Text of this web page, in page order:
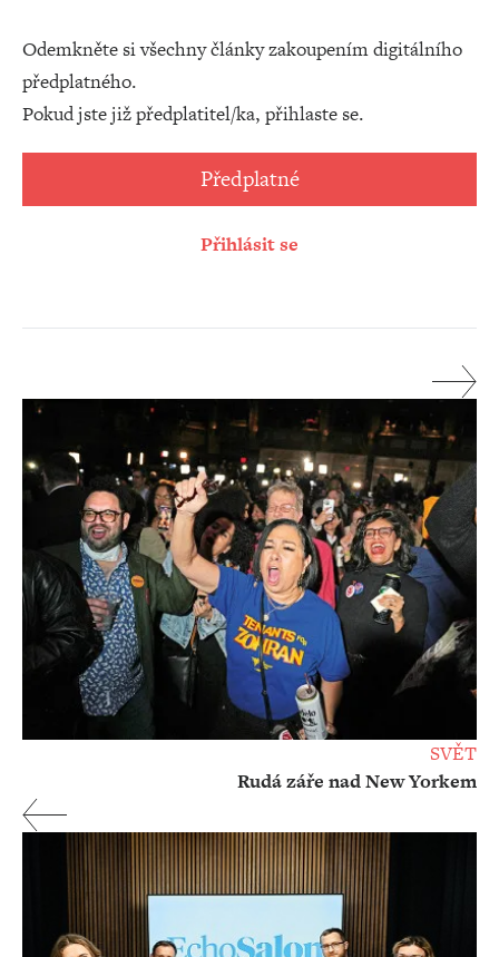
Odemkněte si všechny články zakoupením digitálního
předplatného.
Pokud jste již předplatitel/ka, přihlaste se.
Předplatné
Přihlásit se
SVĚT
Rudá záře nad New Yorkem